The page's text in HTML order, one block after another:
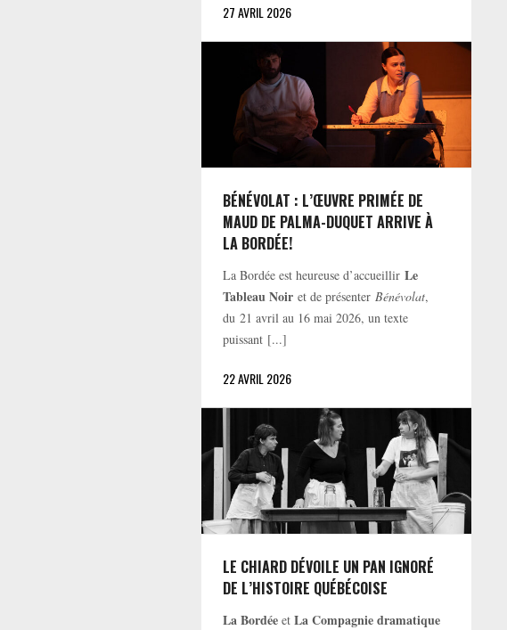
27 AVRIL 2026
BÉNÉVOLAT : L’ŒUVRE PRIMÉE DE
MAUD DE PALMA-DUQUET ARRIVE À
LA BORDÉE!
La Bordée est heureuse d’accueillirLe
Tableau Noir et de présenterBénévolat,
du 21 avril au 16 mai 2026, un texte
puissant [...]
22 AVRIL 2026
LE CHIARD DÉVOILE UN PAN IGNORÉ
DE L’HISTOIRE QUÉBÉCOISE
La Bordée etLa Compagnie dramatique